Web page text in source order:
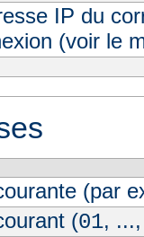
IP du
(voir le
(par
(01,